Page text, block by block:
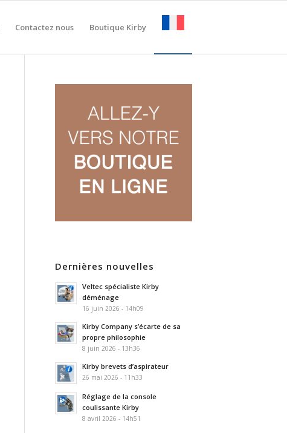
Contactez nous Boutique Kirby
Dernières nouvelles
Veltec spécialiste Kirby
déménage
16 juin 2026 - 14h09
Kirby Company s’écarte de sa
propre philosophie
8 juin 2026 - 13h36
Kirby brevets d’aspirateur
26 mai 2026 - 11h33
Réglage de la console
coulissante Kirby
8 avril 2026 - 14h51